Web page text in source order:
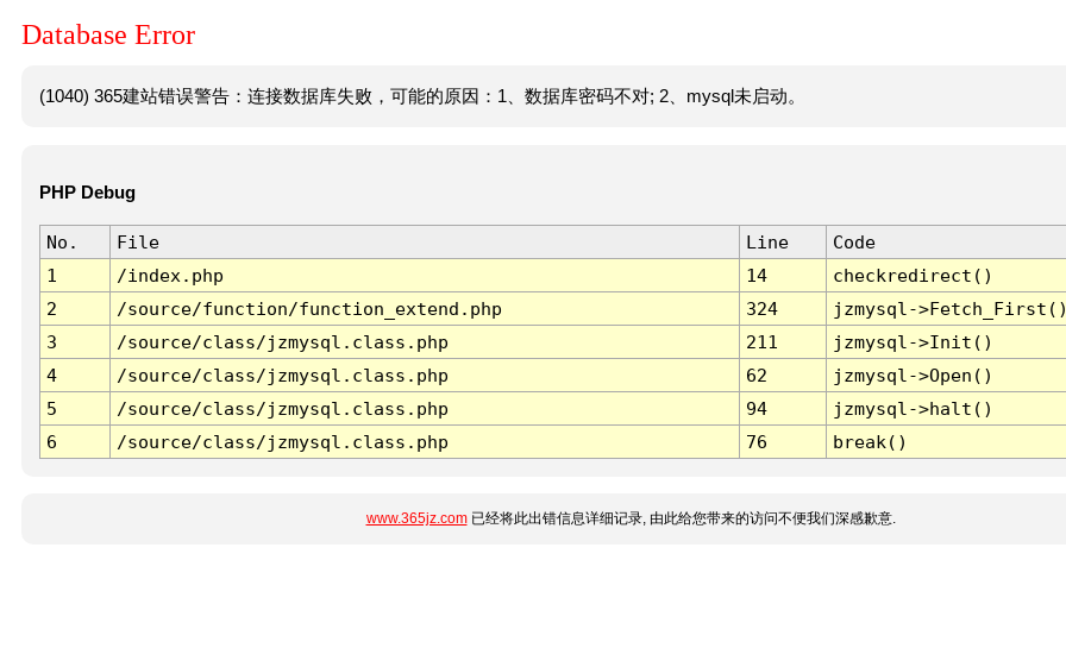
Database Error
(1040) 365建站错误警告：连接数据库失败，可能的原因：1、数据库密码不对; 2、mysql未启动。
PHP Debug
No. File Line
Code
1
/index.php 14
checkredirect()
2
/source/function/function_extend.php 324
jzmysql-
3
/source/class/jzmysql.class.php 211
jzmysql->Init()
4
/source/class/jzmysql.class.php 62
jzmysql->Open()
5
/source/class/jzmysql.class.php 94
jzmysql->halt()
6
/source/class/jzmysql.class.php 76 break()
www.365jz.com已经将此出错信息详细记录, 由此给您带来的访问不便我们深感歉意.